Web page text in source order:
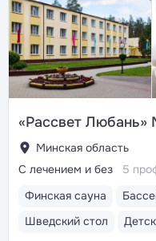
«Рассвет Любань»
Минская область
Финская сауна
Шведский стол
С лечением и без 5